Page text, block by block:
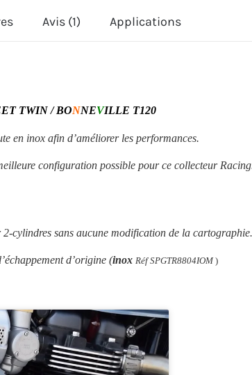
TWIN-
2024
Avis (1) Applications
TWIN / BONNEVILLE T120
en inox afin d’améliorer les performances.
configuration possible pour ce collecteur Racing.
cylindres sans aucune modification de la cartographie.
d’origine (inox Réf SPGTR8804IOM)